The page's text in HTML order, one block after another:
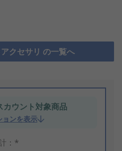
クセサリ の一覧へ
カウント対象商品
ョンを表示
：*